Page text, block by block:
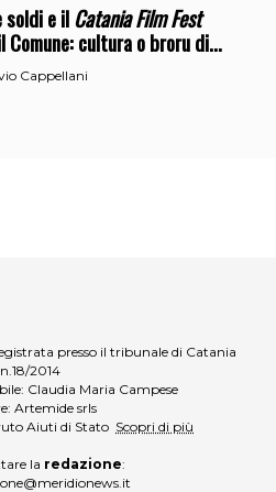
soldi e ilCatania Film Fest
Comune: cultura o broru di
Cappellani
presso il tribunale di Catania
n.18/2014
Claudia Maria Campese
Artemide srls
Aiuti di Stato Scopri di più
la redazione: